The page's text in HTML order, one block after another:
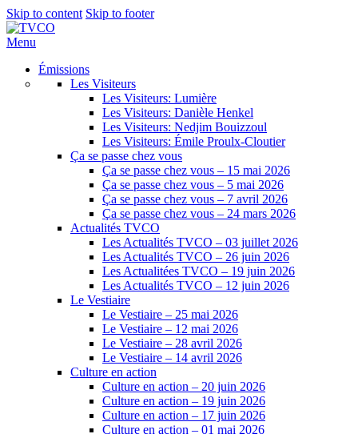
Skip to content Skip to footer
Menu
Émissions
Les Visiteurs
Les Visiteurs: Lumière
Les Visiteurs: Danièle Henkel
Les Visiteurs: Nedjim Bouizzoul
Les Visiteurs: Émile Proulx-Cloutier
Ça se passe chez vous
Ça se passe chez vous – 15 mai 2026
Ça se passe chez vous – 5 mai 2026
Ça se passe chez vous – 7 avril 2026
Ça se passe chez vous – 24 mars 2026
Actualités TVCO
Les Actualités TVCO – 03 juillet 2026
Les Actualités TVCO – 26 juin 2026
Les Actualitées TVCO – 19 juin 2026
Les Actualités TVCO – 12 juin 2026
Le Vestiaire
Le Vestiaire – 25 mai 2026
Le Vestiaire – 12 mai 2026
Le Vestiaire – 28 avril 2026
Le Vestiaire – 14 avril 2026
Culture en action
Culture en action – 20 juin 2026
Culture en action – 19 juin 2026
Culture en action – 17 juin 2026
Culture en action – 01 mai 2026